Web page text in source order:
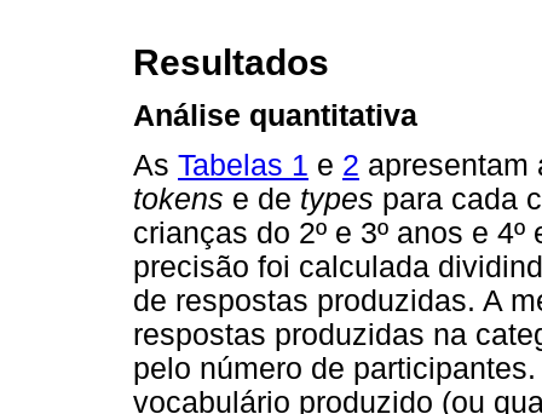
Resultados
Análise quantitativa
As Tabelas 1 e 2 apresentam
tokens e de types para cada
crianças do 2º e 3º anos e
precisão foi calculada
de respostas produzidas. A
respostas produzidas na
pelo número de
vocabulário produzido (ou